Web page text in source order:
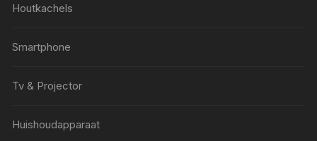
Houtkachels
Smartphone
Tv & Projector
Huishoudapparaat